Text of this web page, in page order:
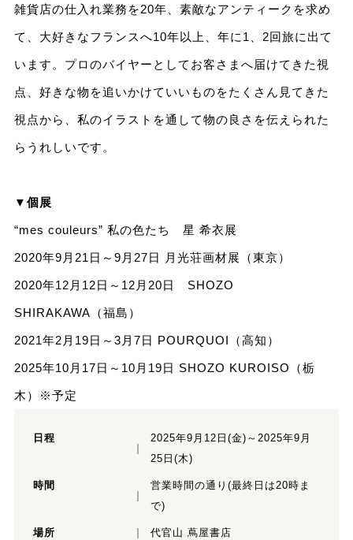
雑貨店の仕入れ業務を20年、素敵なアンティークを求め
て、大好きなフランスへ10年以上、年に1、2回旅に出て
います。プロのバイヤーとしてお客さまへ届けてきた視
点、好きな物を追いかけていいものをたくさん見てきた
視点から、私のイラストを通して物の良さを伝えられた
らうれしいです。
▼個展
“mes couleurs” 私の色たち 星 希衣展
2020年9月21日～9月27日 月光荘画材展（東京）
2020年12月12日～12月20日 SHOZO
SHIRAKAWA（福島）
2021年2月19日～3月7日 POURQUOI（高知）
2025年10月17日～10月19日 SHOZO KUROISO（栃
木）※予定
日程
2025年9月12日(金)～2025年9月
25日(木)
時間
営業時間の通り(最終日は20時ま
で)
場所 代官山 蔦屋書店